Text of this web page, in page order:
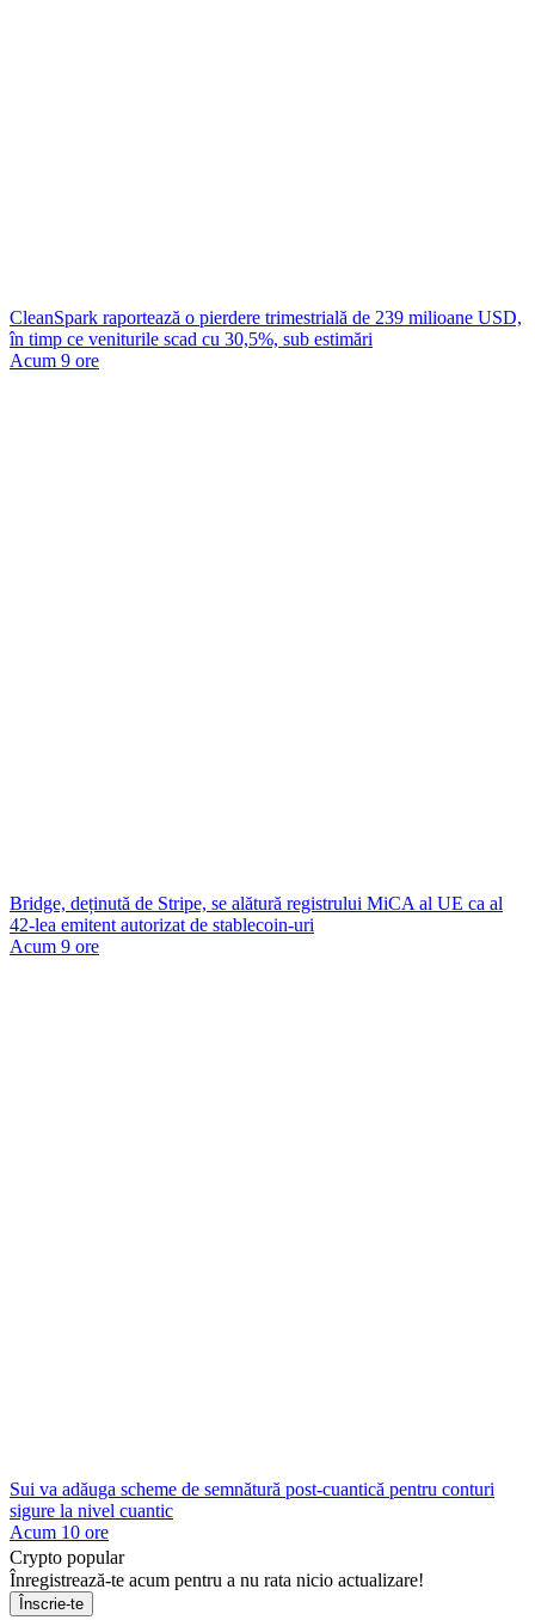
CleanSpark raportează o pierdere trimestrială de 239 milioane USD,
în timp ce veniturile scad cu 30,5%, sub estimări
Acum 9 ore
Bridge, deținută de Stripe, se alătură registrului MiCA al UE ca al
42-lea emitent autorizat de stablecoin-uri
Acum 9 ore
Sui va adăuga scheme de semnătură post-cuantică pentru conturi
sigure la nivel cuantic
Acum 10 ore
Crypto popular
Înregistrează-te acum pentru a nu rata nicio actualizare!
Înscrie-te